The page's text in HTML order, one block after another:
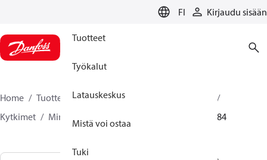
FI Kirjaudu sisään
Tuotteet
Työkalut
Latauskeskus
Mistä voi ostaa
Tuki
Home Tuotteet
Climate Solutions jäähdytykseen
Kytkimet
Minipainekytkimet 061F6084